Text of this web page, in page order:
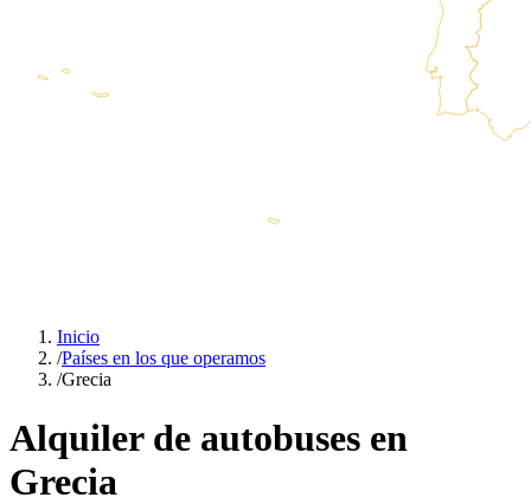
Inicio
/Países en los que operamos
/Grecia
Alquiler de autobuses en
Grecia